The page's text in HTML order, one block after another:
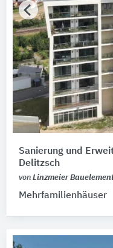
Sanierung und
Delitzsch
von Linzmeier
Mehrfamilienhäuser